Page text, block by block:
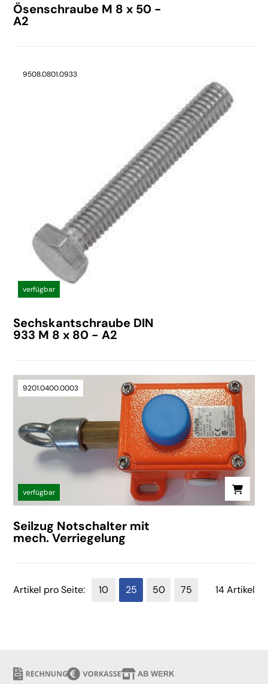
Ösenschraube M 8 x 50 -
A2
9508.0801.0933
verfügbar
Sechskantschraube DIN
933 M 8 x 80 - A2
9201.0400.0003
verfügbar
Seilzug Notschalter mit
mech. Verriegelung
14 Artikel
Artikel pro Seite: 10 25 50 75